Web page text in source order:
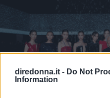
diredonna.it - Do Not
Information